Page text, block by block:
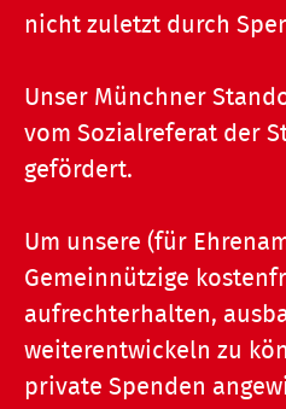
nicht zuletzt durch
Unser Münchner
vom Sozialreferat der
gefördert.
Um unsere (für
Gemeinnützige
aufrechterhalten,
weiterentwickeln zu
private Spenden